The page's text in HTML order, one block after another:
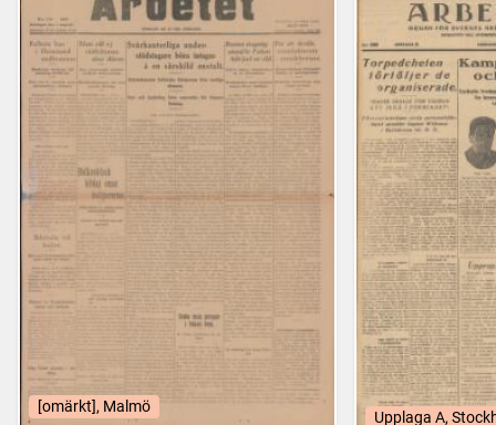
[omärkt], Malmö
Upplaga A,